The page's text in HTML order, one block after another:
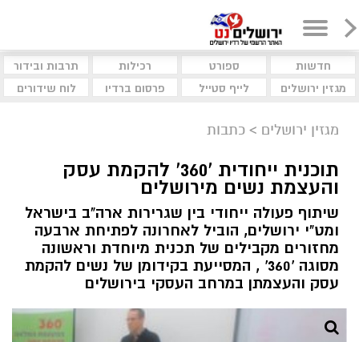
חדשות ספורט רכילות
תרבות ובידור
מגזין ירושלים
לייף סטייל פרסום ברדיו לוח שידורים
מגזין ירושלים > כתבות
תוכנית ייחודית '360' להקמת עסק
והעצמת נשים מירושלים
שיתוף פעולה ייחודי בין שגרירות ארה"ב בישראל
ומט"י ירושלים, הוביל לאחרונה לפתיחת ארבעה
מחזורים מקבילים של תכנית מיוחדת וראשונה
מסוגה '360' , המסייעת בקידומן של נשים להקמת
עסק והעצמתן במרחב העסקי בירושלים